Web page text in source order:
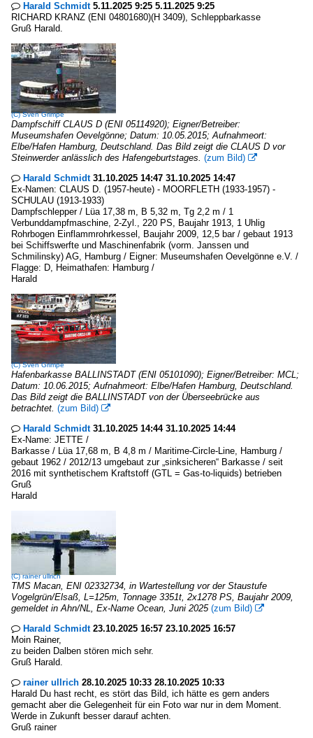
 Harald Schmidt5.11.2025 9:25 5.11.2025 9:25
RICHARD KRANZ (ENI 04801680)(H 3409), Schleppbarkasse
Gruß Harald.
(C)Sven Grimpe
Dampfschiff CLAUS D (ENI 05114920); Eigner/Betreiber:
Museumshafen Oevelgönne; Datum: 10.05.2015; Aufnahmeort:
Elbe/Hafen Hamburg, Deutschland. Das Bild zeigt die CLAUS D vor
Steinwerder anlässlich des Hafengeburtstages. (zum Bild) 
 Harald Schmidt31.10.2025 14:47 31.10.2025 14:47
Ex-Namen: CLAUS D. (1957-heute) - MOORFLETH (1933-1957) -
SCHULAU (1913-1933)
Dampfschlepper / Lüa 17,38 m, B 5,32 m, Tg 2,2 m / 1
Verbunddampfmaschine, 2-Zyl., 220 PS, Baujahr 1913, 1 Uhlig
Rohrbogen Einflammrohrkessel, Baujahr 2009, 12,5 bar / gebaut 1913
bei Schiffswerfte und Maschinenfabrik (vorm. Janssen und
Schmilinsky) AG, Hamburg / Eigner: Museumshafen Oevelgönne e.V. /
Flagge: D, Heimathafen: Hamburg /
Harald
(C)Sven Grimpe
Hafenbarkasse BALLINSTADT (ENI 05101090); Eigner/Betreiber: MCL;
Datum: 10.06.2015; Aufnahmeort: Elbe/Hafen Hamburg, Deutschland.
Das Bild zeigt die BALLINSTADT von der Überseebrücke aus
betrachtet. (zum Bild) 
 Harald Schmidt31.10.2025 14:44 31.10.2025 14:44
Ex-Name: JETTE /
Barkasse / Lüa 17,68 m, B 4,8 m / Maritime-Circle-Line, Hamburg /
gebaut 1962 / 2012/13 umgebaut zur „sinksicheren“ Barkasse / seit
2016 mit synthetischem Kraftstoff (GTL = Gas-to-liquids) betrieben
Gruß
Harald
(C)rainer ullrich
TMS Macan, ENI 02332734, in Wartestellung vor der Staustufe
Vogelgrün/Elsaß, L=125m, Tonnage 3351t, 2x1278 PS, Baujahr 2009,
gemeldet in Ahn/NL, Ex-Name Ocean, Juni 2025 (zum Bild) 
 Harald Schmidt23.10.2025 16:57 23.10.2025 16:57
Moin Rainer,
zu beiden Dalben stören mich sehr.
Gruß Harald.
 rainer ullrich 28.10.2025 10:33 28.10.2025 10:33
Harald Du hast recht, es stört das Bild, ich hätte es gern anders
gemacht aber die Gelegenheit für ein Foto war nur in dem Moment.
Werde in Zukunft besser darauf achten.
Gruß rainer